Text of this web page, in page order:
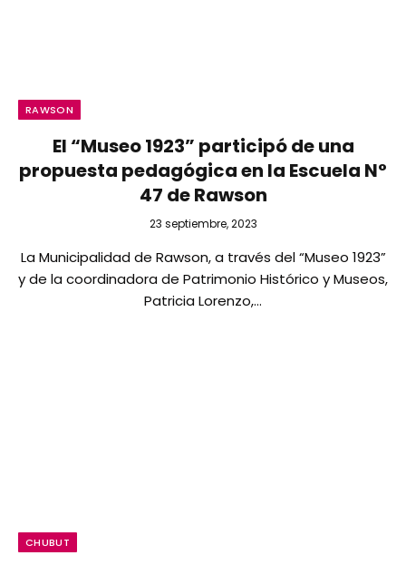
RAWSON
El “Museo 1923” participó de una
propuesta pedagógica en la Escuela N°
47 de Rawson
23 septiembre, 2023
La Municipalidad de Rawson, a través del “Museo 1923”
y de la coordinadora de Patrimonio Histórico y Museos,
Patricia Lorenzo,…
CHUBUT